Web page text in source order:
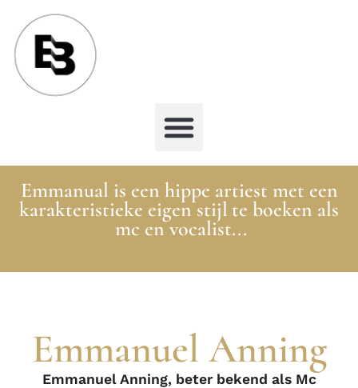
Emmanual is een hippe artiest met een
karakteristieke eigen stijl te boeken als
mc en vocalist...
Emmanuel Anning
Emmanuel Anning, beter bekend als Mc